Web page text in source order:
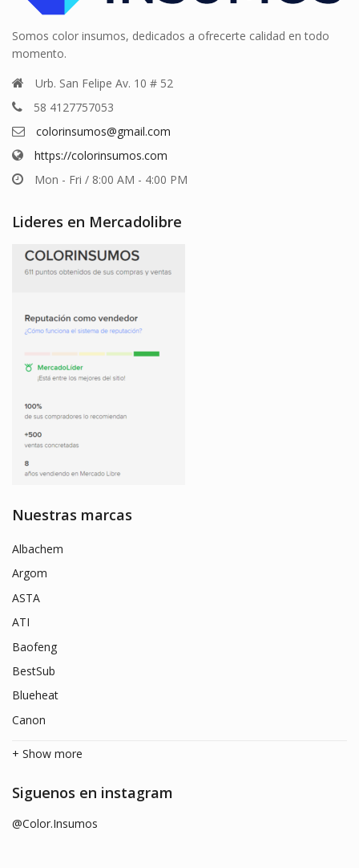
Somos color insumos, dedicados a ofrecerte calidad en todo
momento.
Urb. San Felipe Av. 10 # 52
58 4127757053
colorinsumos@gmail.com
https://colorinsumos.com
Mon - Fri / 8:00 AM - 4:00 PM
Lideres en Mercadolibre
Nuestras marcas
Albachem
Argom
ASTA
ATI
Baofeng
BestSub
Blueheat
Canon
+ Show more
Siguenos en instagram
@Color.Insumos